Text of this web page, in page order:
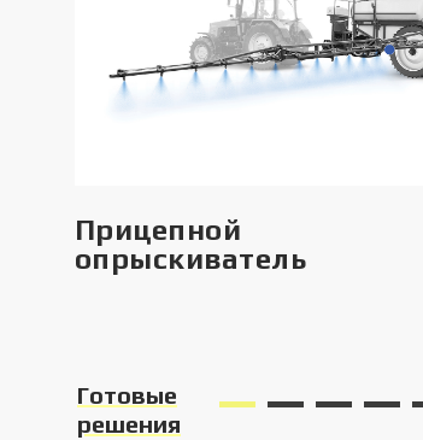
Прицепной
опрыскиватель
Готовые
решения